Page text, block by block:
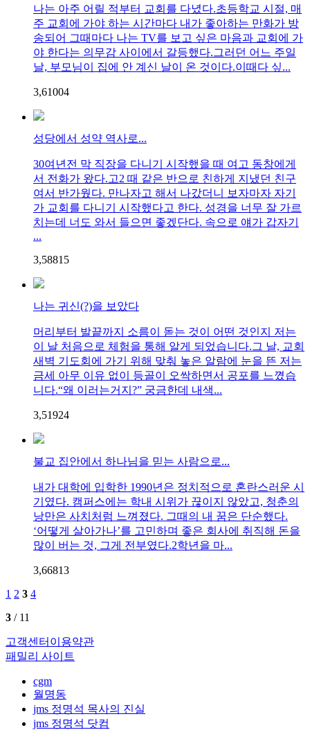
나는 아주 어릴 적부터 교회를 다녔다.초등학교 시절, 매
주 교회에 가야 하는 시간마다 내가 좋아하는 만화가 방
송되어 그때마다 나는 TV를 보고 싶은 마음과 교회에 가
야 한다는 의무감 사이에서 갈등했다.그러던 어느 주일
날, 부모님이 집에 안 계신 날이 온 것이다.이때다 싶...
3,61004
성당에서 성약 역사로...
30여년전 막 직장을 다니기 시작했을 때 여고 동창에게
서 전화가 왔다.고2 때 같은 반으로 친하게 지냈던 친구
여서 반가웠다. 만나자고 해서 나갔더니 보자마자 자기
가 교회를 다니기 시작했다고 한다. 성경을 너무 잘 가르
치는데 너도 와서 들으면 좋겠단다. 속으로 얘가 갑자기
...
3,58815
나는 귀신(?)을 보았다
머리부터 발끝까지 소름이 돋는 것이 어떤 것인지 저는
이 날 처음으로 체험을 통해 알게 되었습니다.그 날, 교회
새벽 기도회에 가기 위해 맞춰 놓은 알람에 눈을 뜬 저는
금세 아무 이유 없이 등골이 오싹하면서 공포를 느꼈습
니다.“왜 이러는거지?” 궁금한데 내색...
3,51924
불교 집안에서 하나님을 믿는 사람으로...
내가 대학에 입학한 1990년은 정치적으로 혼란스러운 시
기였다. 캠퍼스에는 학내 시위가 끊이지 않았고, 청춘의
낭만은 사치처럼 느껴졌다. 그때의 내 꿈은 단순했다.
‘어떻게 살아가나’를 고민하며 좋은 회사에 취직해 돈을
많이 버는 것, 그게 전부였다.2학년을 마...
3,66813
1 2 3 4
3 / 11
고객센터 이용약관
패밀리 사이트
cgm
월명동
jms 정명석 목사의 진실
jms 정명석 닷컴